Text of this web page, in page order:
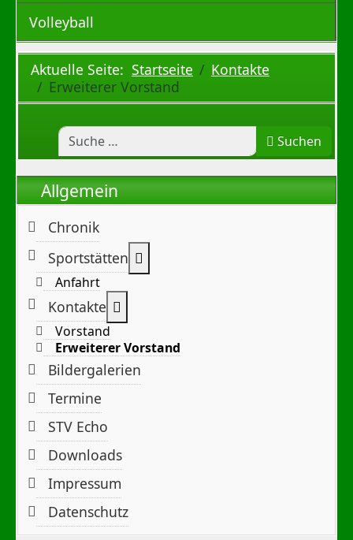
Volleyball
Aktuelle Seite: Startseite
Kontakte
Erweiterer Vorstand
Suchen
Allgemein
Chronik
Sportstätten
Anfahrt
Kontakte
Vorstand
Erweiterer Vorstand
Bildergalerien
Termine
STV Echo
Downloads
Impressum
Datenschutz